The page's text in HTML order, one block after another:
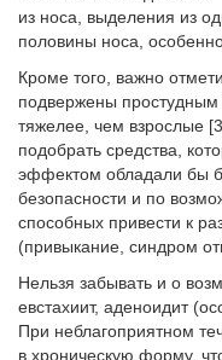
из носа, выделения из
половины носа,
Кроме того, важно
подвержены
тяжелее, чем взрослые
подобрать средства,
эффектом обладали бы
безопасности и по
способных привести к
(привыкание, синдром
Нельзя забывать и о
евстахиит, аденоидит
При неблагоприятном
в хроническую форму,